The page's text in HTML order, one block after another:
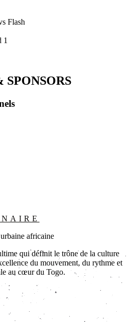
SPONSORS
africaine
qui définit le trône de la culture
du mouvement, du rythme et
au cœur du Togo.